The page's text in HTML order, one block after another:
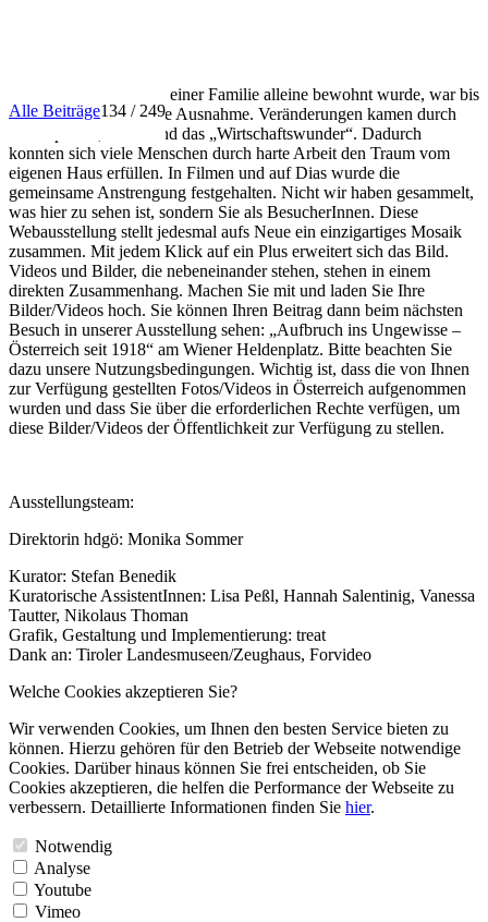
Dass ein Haus nur von einer Familie alleine bewohnt wurde, war bis
in die 1950er Jahre eine Ausnahme. Veränderungen kamen durch
Förderpolitik, Autos und das „Wirtschaftswunder“. Dadurch
konnten sich viele Menschen durch harte Arbeit den Traum vom
eigenen Haus erfüllen. In Filmen und auf Dias wurde die
gemeinsame Anstrengung festgehalten. Nicht wir haben gesammelt,
was hier zu sehen ist, sondern Sie als BesucherInnen. Diese
Webausstellung stellt jedesmal aufs Neue ein einzigartiges Mosaik
zusammen. Mit jedem Klick auf ein Plus erweitert sich das Bild.
Videos und Bilder, die nebeneinander stehen, stehen in einem
direkten Zusammenhang. Machen Sie mit und laden Sie Ihre
Bilder/Videos hoch. Sie können Ihren Beitrag dann beim nächsten
Besuch in unserer Ausstellung sehen: „Aufbruch ins Ungewisse –
Österreich seit 1918“ am Wiener Heldenplatz. Bitte beachten Sie
dazu unsere Nutzungsbedingungen. Wichtig ist, dass die von Ihnen
zur Verfügung gestellten Fotos/Videos in Österreich aufgenommen
wurden und dass Sie über die erforderlichen Rechte verfügen, um
diese Bilder/Videos der Öffentlichkeit zur Verfügung zu stellen.
Ausstellungsteam:
Direktorin hdgö: Monika Sommer
Kurator: Stefan Benedik
Kuratorische AssistentInnen: Lisa Peßl, Hannah Salentinig, Vanessa
Tautter, Nikolaus Thoman
Grafik, Gestaltung und Implementierung: treat
Dank an: Tiroler Landesmuseen/Zeughaus, Forvideo
Welche Cookies akzeptieren Sie?
Wir verwenden Cookies, um Ihnen den besten Service bieten zu
können. Hierzu gehören für den Betrieb der Webseite notwendige
Cookies. Darüber hinaus können Sie frei entscheiden, ob Sie
Cookies akzeptieren, die helfen die Performance der Webseite zu
verbessern. Detaillierte Informationen finden Sie hier.
Notwendig
Analyse
Youtube
Vimeo
Alle Beiträge134 / 249